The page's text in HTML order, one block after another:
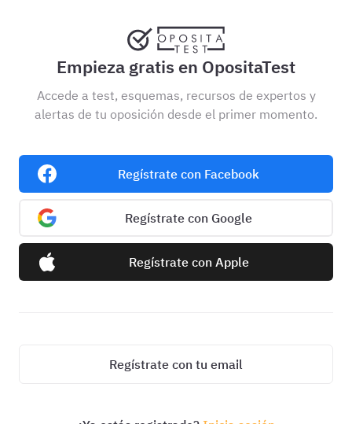
Empieza gratis en OpositaTest
Accede a test, esquemas, recursos de expertos y
alertas de tu oposición desde el primer momento.
Regístrate con Facebook
Regístrate con Google
Regístrate con Apple
Regístrate con tu email